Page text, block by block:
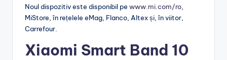
Noul dispozitiv este disponibil pe www.mi.com/ro
MiStore, în rețelele eMag, Flanco, Altex și, în viitor,
Carrefour.
Xiaomi Smart Band 10